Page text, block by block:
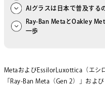
AIグラスは日本で普及する
Ray-Ban MetaとOakley
一歩
MetaおよびEssilorLuxottica（エシ
「Ray-Ban Meta（Gen 2）」およ